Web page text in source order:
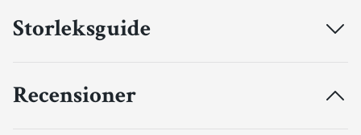
Storleksguide
Recensioner